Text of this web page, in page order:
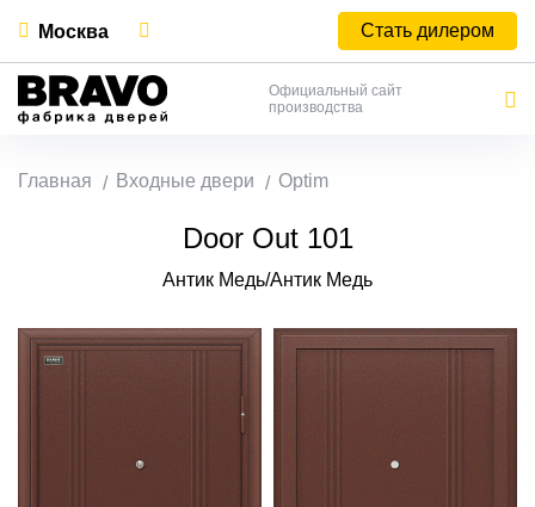
Москва Стать дилером
Официальный сайт
производства
Главная Входные двери Optim
Door Out 101
Антик Медь/Антик Медь